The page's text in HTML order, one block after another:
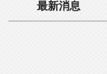
最新消息